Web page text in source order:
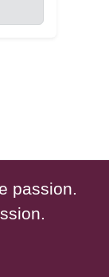
passion.